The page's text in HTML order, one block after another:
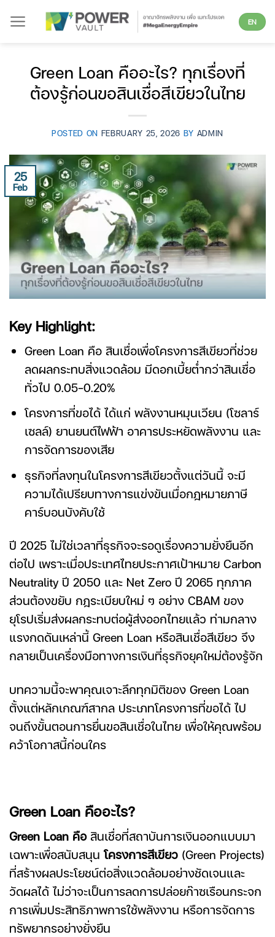
EN
Green Loan คืออะไร? ทุกเรื่องที่
ต้องรู้ก่อนขอสินเชื่อสีเขียวในไทย
POSTED ON FEBRUARY 25, 2026 BY ADMIN
25
Feb
Key Highlight:
Green Loan คือสินเชื่อเพื่อโครงการสีเขียวที่ช่วย
ลดผลกระทบสิ่งแวดล้อม มีดอกเบี้ยต่ำกว่าสินเชื่อ
ทั่วไป 0.05-0.20%
โครงการที่ขอได้ ได้แก่ พลังงานหมุนเวียน (โซลาร์
เซลล์) ยานยนต์ไฟฟ้า อาคารประหยัดพลังงาน และ
การจัดการของเสีย
ธุรกิจที่ลงทุนในโครงการสีเขียวตั้งแต่วันนี้ จะมี
ความได้เปรียบทางการแข่งขันเมื่อกฎหมายภาษี
คาร์บอนบังคับใช้
ปี 2025 ไม่ใช่เวลาที่ธุรกิจจะรอดูเรื่องความยั่งยืนอีก
ต่อไป เพราะเมื่อประเทศไทยประกาศเป้าหมาย Carbon
Neutrality ปี 2050 และ Net Zero ปี 2065 ทุกภาค
ส่วนต้องขยับ กฎระเบียบใหม่ ๆ อย่าง CBAM ของ
ยุโรปเริ่มส่งผลกระทบต่อผู้ส่งออกไทยแล้ว ท่ามกลาง
แรงกดดันเหล่านี้ Green Loan หรือสินเชื่อสีเขียว จึง
กลายเป็นเครื่องมือทางการเงินที่ธุรกิจยุคใหม่ต้องรู้จัก
บทความนี้จะพาคุณเจาะลึกทุกมิติของ Green Loan
ตั้งแต่หลักเกณฑ์สากล ประเภทโครงการที่ขอได้ ไป
จนถึงขั้นตอนการยื่นขอสินเชื่อในไทย เพื่อให้คุณพร้อม
คว้าโอกาสนี้ก่อนใคร
Green Loan คืออะไร?
Green Loan คือสินเชื่อที่สถาบันการเงินออกแบบมา
เฉพาะเพื่อสนับสนุนโครงการสีเขียว (Green Projects)
ที่สร้างผลประโยชน์ต่อสิ่งแวดล้อมอย่างชัดเจนและ
วัดผลได้ ไม่ว่าจะเป็นการลดการปล่อยก๊าซเรือนกระจก
การเพิ่มประสิทธิภาพการใช้พลังงาน หรือการจัดการ
ทรัพยากรอย่างยั่งยืน